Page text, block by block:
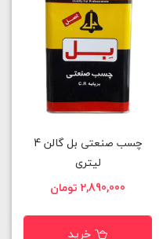
چسب صنعتی بل گالن 4
لیتری
2,890,000 تومان
خرید